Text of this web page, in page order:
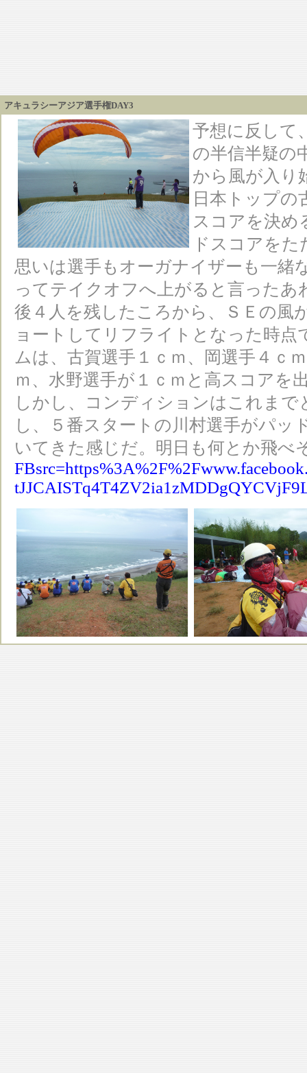
アキュラシーアジア選手権DAY3
予想に反して
の半信半疑の
から風が入り
日本トップの
スコアを決め
ドスコアを
思いは選手もオーガナイザーも一緒
ってテイクオフへ上がると言った
後４人を残したころから、ＳＥの風
ョートしてリフライトとなった時
ムは、古賀選手１ｃｍ、岡選手４ｃ
ｍ、水野選手が１ｃｍと高スコアを
しかし、コンディションはこれま
し、５番スタートの川村選手がパ
いてきた感じだ。明日も何とか飛べ